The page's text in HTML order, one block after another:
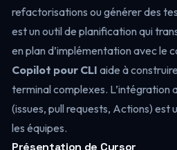
refactorisations ou générer des
est un outil de planification qui
en plan d’implémentation avec le
Copilot pour CLI aide à
terminal complexes. L’intégration
(issues, pull requests, Actions) est
les équipes.
Présentation de Cursor